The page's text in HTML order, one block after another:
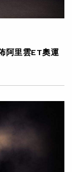
阿里雲ET奧運